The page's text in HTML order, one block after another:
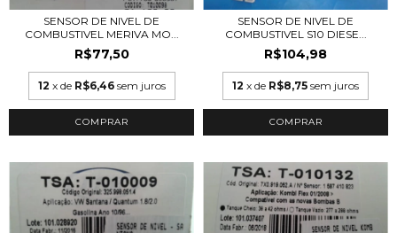
SENSOR DE NIVEL DE
COMBUSTIVEL MERIVA MO...
R$77,50
12 x de R$6,46 sem juros
SENSOR DE NIVEL DE
COMBUSTIVEL S10 DIESE...
R$104,98
12 x de R$8,75 sem juros